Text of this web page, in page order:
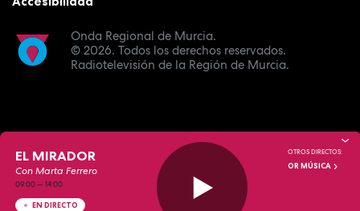
Onda Regional de Murcia.
© 2026. Todos los derechos reservados.
Radiotelevisión de la Región de Murcia.
EL MIRADOR
Con Marta Ferrero
09:00—14:00
EN DIRECTO
OTROS DIRECTOS:
OR MÚSICA